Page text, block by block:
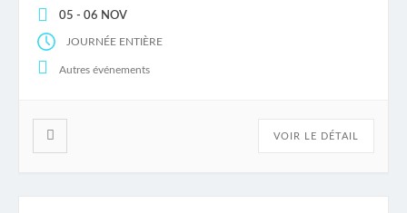
05 - 06 NOV
JOURNÉE ENTIÈRE
Autres événements
VOIR LE DÉTAIL